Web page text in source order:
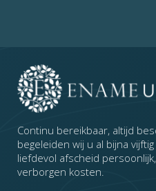
Continu bereikbaar, altijd
begeleiden wij u al bijna
liefdevol afscheid
verborgen kosten.